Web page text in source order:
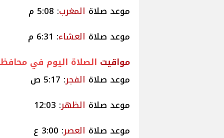
موعد صلاة المغرب: 5:08 م
موعد صلاة العشاء: 6:31 م
مواقيت الصلاة اليوم في
موعد صلاة الفجر: 5:17 ص
موعد صلاة الظهر: 12:03
موعد صلاة العصر: 3:00 ع